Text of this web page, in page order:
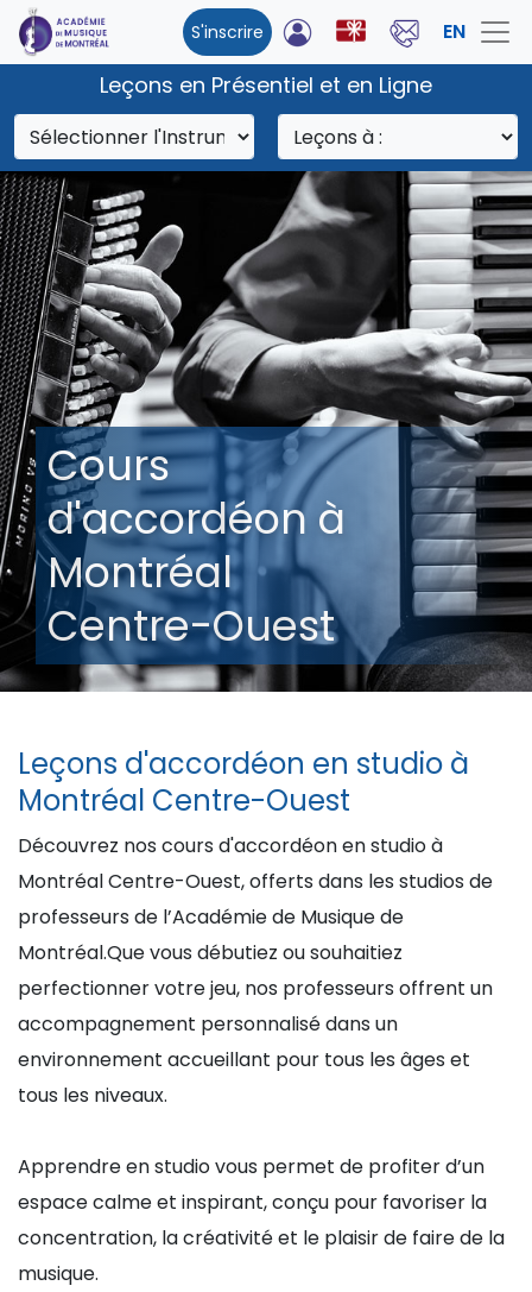
S'inscrire EN
Leçons en Présentiel et en Ligne
Cours
d'accordéon à
Montréal
Centre-Ouest
Leçons d'accordéon en studio à
Montréal Centre-Ouest
Découvrez nos cours d'accordéon en studio à
Montréal Centre-Ouest, offerts dans les studios de
professeurs de l’Académie de Musique de
Montréal.Que vous débutiez ou souhaitiez
perfectionner votre jeu, nos professeurs offrent un
accompagnement personnalisé dans un
environnement accueillant pour tous les âges et
tous les niveaux.
Apprendre en studio vous permet de profiter d’un
espace calme et inspirant, conçu pour favoriser la
concentration, la créativité et le plaisir de faire de la
musique.